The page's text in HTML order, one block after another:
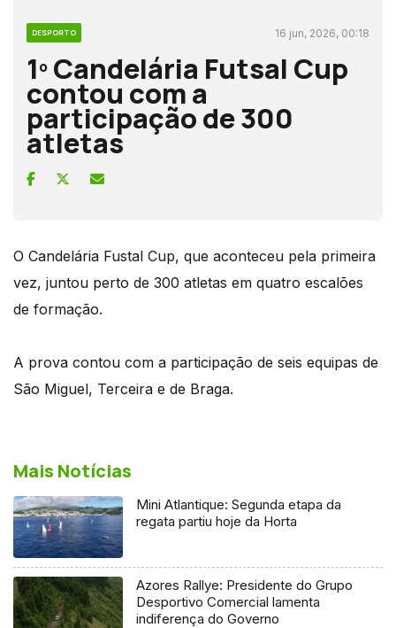
DESPORTO 16 jun, 2026, 00:18
1º Candelária Futsal Cup
contou com a
participação de 300
atletas
O Candelária Fustal Cup, que aconteceu pela primeira
vez, juntou perto de 300 atletas em quatro escalões
de formação.
A prova contou com a participação de seis equipas de
São Miguel, Terceira e de Braga.
Mais Notícias
Mini Atlantique: Segunda etapa da
regata partiu hoje da Horta
Azores Rallye: Presidente do Grupo
Desportivo Comercial lamenta
indiferença do Governo